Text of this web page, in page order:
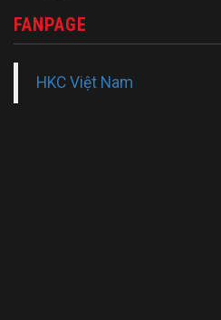
FANPAGE
HKC Việt Nam